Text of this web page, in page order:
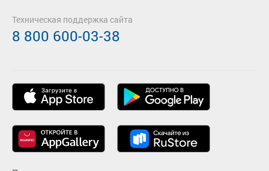
Техническая поддержка сайта
8 800 600-03-38